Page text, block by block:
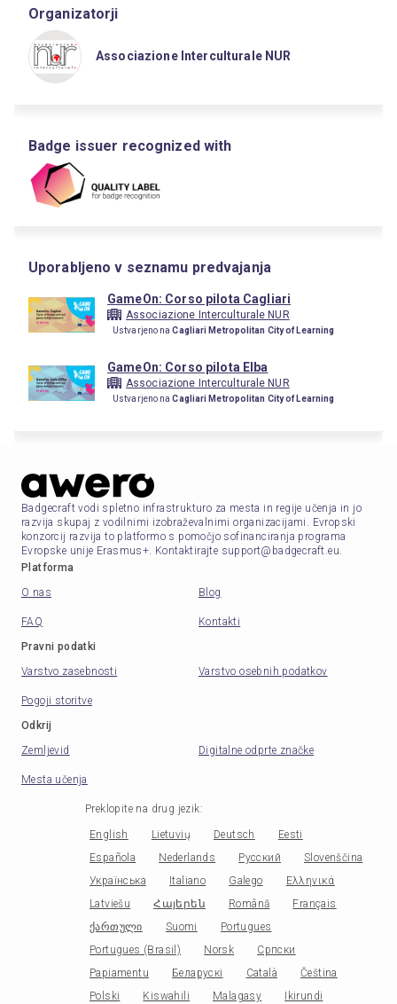
Organizatorji
Associazione Interculturale NUR
Badge issuer recognized with
Uporabljeno v seznamu predvajanja
GameOn: Corso pilota Cagliari
Associazione Interculturale NUR
Ustvarjeno naCagliari Metropolitan City of Learning
GameOn: Corso pilota Elba
Associazione Interculturale NUR
Ustvarjeno naCagliari Metropolitan City of Learning
Badgecraft vodi spletno infrastrukturo za mesta in regije učenja in jo
razvija skupaj z vodilnimi izobraževalnimi organizacijami. Evropski
konzorcij razvija to platformo s pomočjo sofinanciranja programa
Evropske unije Erasmus+. Kontaktirajte support@badgecraft.eu.
Platforma
O nas
Blog
FAQ
Kontakti
Pravni podatki
Varstvo zasebnosti
Varstvo osebnih podatkov
Pogoji storitve
Odkrij
Zemljevid
Digitalne odprte značke
Mesta učenja
Preklopite na drug jezik:
English Lietuvių Deutsch
Eesti
Española
Nederlands Русский
Slovenščina
Українська
Italiano Galego
Ελληνικά
Latviešu
Հայերեն Română
Français
ქართული
Suomi
Portugues
Portugues (Brasil)
Norsk
Српски
Papiamentu
Беларускі Català
Čeština
Polski
Kiswahili Malagasy Ikirundi